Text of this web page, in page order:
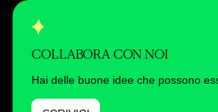
COLLABORA CON NOI
Hai delle buone idee che possono